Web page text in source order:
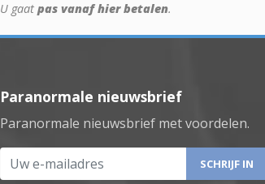
U gaat pas vanaf hier betalen.
Paranormale nieuwsbrief
Paranormale nieuwsbrief met voordelen.
Uw e-mailadres